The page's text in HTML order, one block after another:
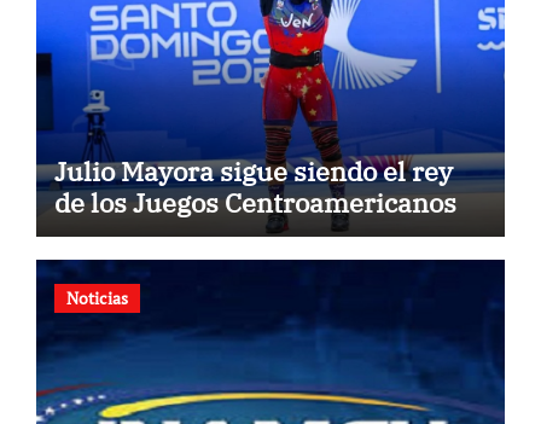
Julio Mayora sigue siendo el rey
de los Juegos Centroamericanos
Noticias